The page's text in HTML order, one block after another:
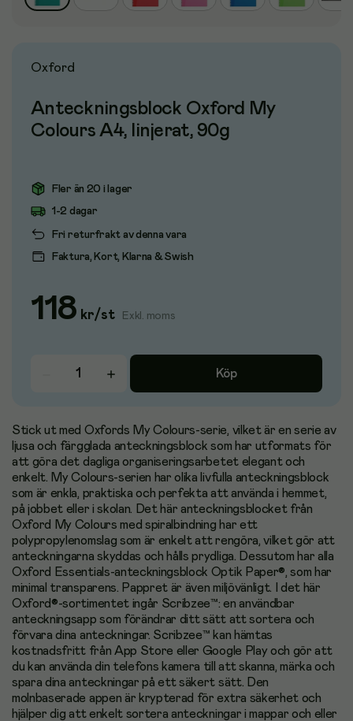
Oxford
Anteckningsblock Oxford My
Colours A4, linjerat, 90g
Fler än 20 i lager
Fri returfrakt av denna vara
1-2 dagar
Faktura, Kort, Klarna & Swish
118 kr/st Exkl. moms
Köp
Stick ut med Oxfords My Colours-serie, vilket är en serie av
ljusa och färgglada anteckningsblock som har utformats för
att göra det dagliga organiseringsarbetet elegant och
enkelt. My Colours-serien har olika livfulla anteckningsblock
som är enkla, praktiska och perfekta att använda i hemmet,
på jobbet eller i skolan. Det här anteckningsblocket från
Oxford My Colours med spiralbindning har ett
polypropylenomslag som är enkelt att rengöra, vilket gör att
anteckningarna skyddas och hålls prydliga. Dessutom har alla
Oxford Essentials-anteckningsblock Optik Paper®, som har
minimal transparens. Pappret är även miljövänligt. I det här
Oxford®-sortimentet ingår Scribzee™: en användbar
anteckningsapp som förändrar ditt sätt att sortera och
förvara dina anteckningar. Scribzee™ kan hämtas
kostnadsfritt från App Store eller Google Play och gör att
du kan använda din telefons kamera till att skanna, märka och
spara dina anteckningar på ett säkert sätt. Den
molnbaserade appen är krypterad för extra säkerhet och
hjälper dig att enkelt sortera anteckningar i mappar och eller